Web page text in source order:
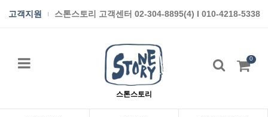
고객지원 스톤스토리 고객센터 02-304-8895(4) I 010-4218-5338
스톤스토리
0